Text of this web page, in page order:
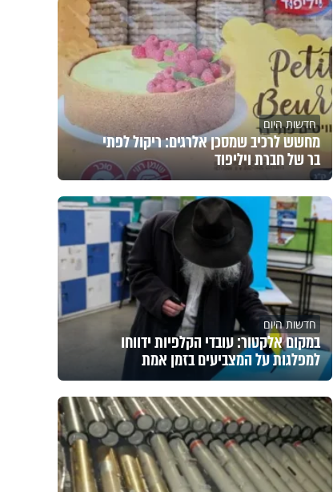
חדשות היום
מחשש לרכיב שמסכן אלרגים: ריקול לפתי
בר של חברת ויליפוד
חדשות היום
במקום אלקטור: עובדי הקלפיות ידווחו
למפלגות על המצביעים בזמן אמת